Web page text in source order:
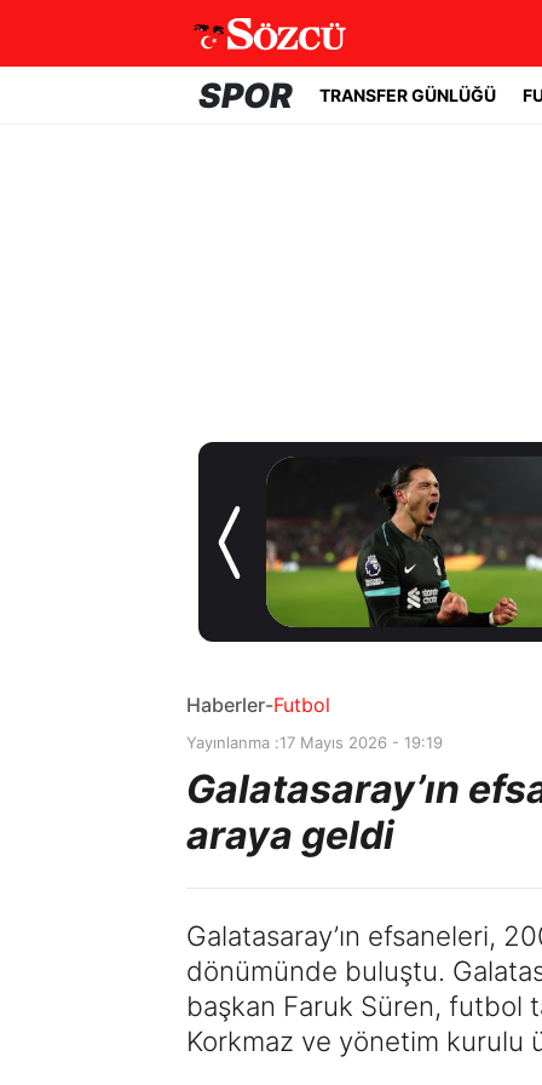
SPOR TRANSFER GÜNLÜĞÜ
Transfer Günlüğü
Uruguaylı forveti
konusunda Al
Hilal ile anlaştı!
Adım adım Nunez
Haberler-Futbol
Yayınlanma :17 Mayıs 2026 - 19:19
Galatasaray’ın
araya geldi
Galatasaray’ın efsaneleri,
dönümünde buluştu.
başkan Faruk Süren, futbol
Korkmaz ve yönetim kurulu